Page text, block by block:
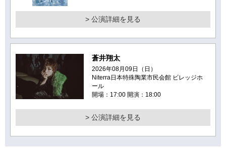
> 公演詳細を見る
蒼井翔太
2026年08月09日（日）
Niterra日本特殊陶業市民会館 ビレッジホ
ール
開場：17:00 開演：18:00
> 公演詳細を見る